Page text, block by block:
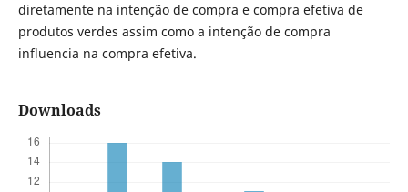
diretamente na intenção de compra e compra efetiva de
produtos verdes assim como a intenção de compra
influencia na compra efetiva.
Downloads